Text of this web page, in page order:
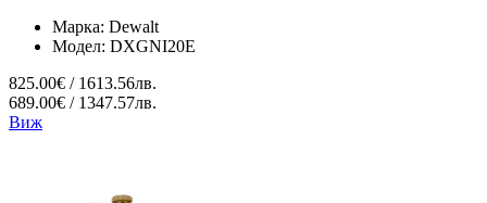
Марка: Dewalt
Модел: DXGNI20E
825.00€ / 1613.56лв.
689.00€ / 1347.57лв.
Виж